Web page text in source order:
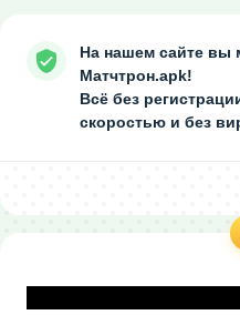
На нашем сайте вы
Матчтрон.apk!
Всё без
скоростью и без